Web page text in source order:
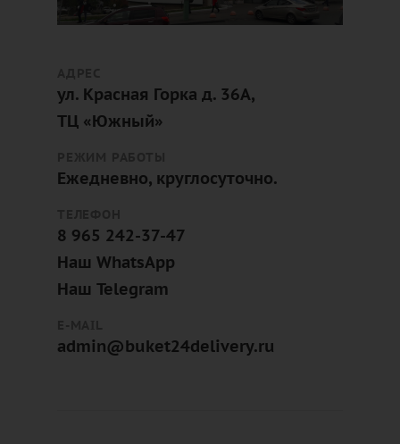
ул. Красная Горка д. 36А,
ТЦ «Южный»
Ежедневно, круглосуточно.
8 965 242-37-47
Наш WhatsApp
Наш Telegram
admin@buket24delivery.ru